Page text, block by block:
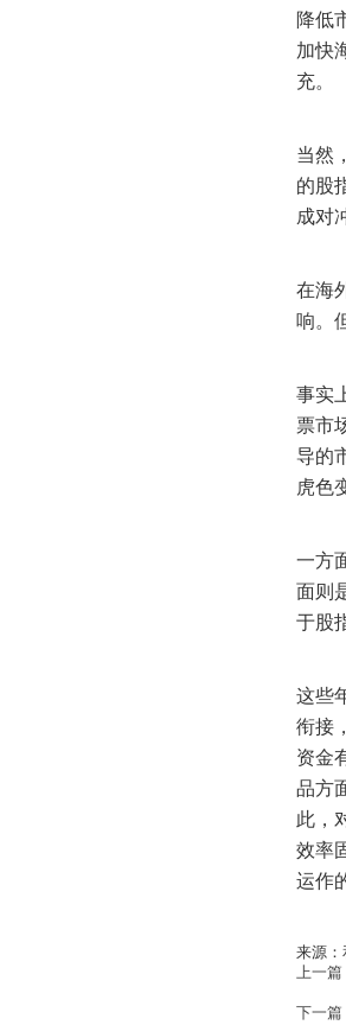
降低
加快
充。
当然
的股
成对
在海
响。
事实
票市
导的
虎色
一方
面则
于股
这些
衔接
资金
品方
此，
效率
运作
来源：
上一篇
下一篇